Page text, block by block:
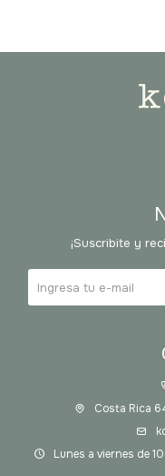
Costa Rica
Lunes a viernes de
¡Suscribite y